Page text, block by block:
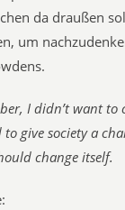
da draußen
um
I didn’t want to
give society a
change itself.